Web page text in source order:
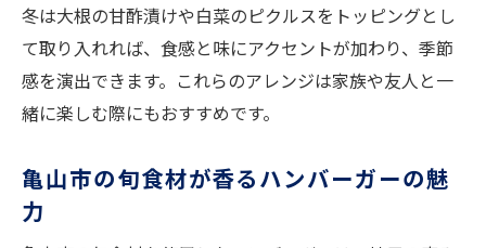
冬は大根の甘酢漬けや白菜のピクルスをトッピングとし
て取り入れれば、食感と味にアクセントが加わり、季節
感を演出できます。これらのアレンジは家族や友人と一
緒に楽しむ際にもおすすめです。
亀山市の旬食材が香るハンバーガーの魅
力